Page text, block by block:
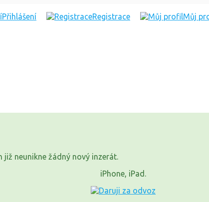
Přihlášení Registrace Můj
již neunikne žádný nový inzerát.
iPhone, iPad.